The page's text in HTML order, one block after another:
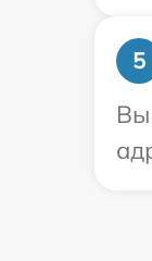
5
Вы